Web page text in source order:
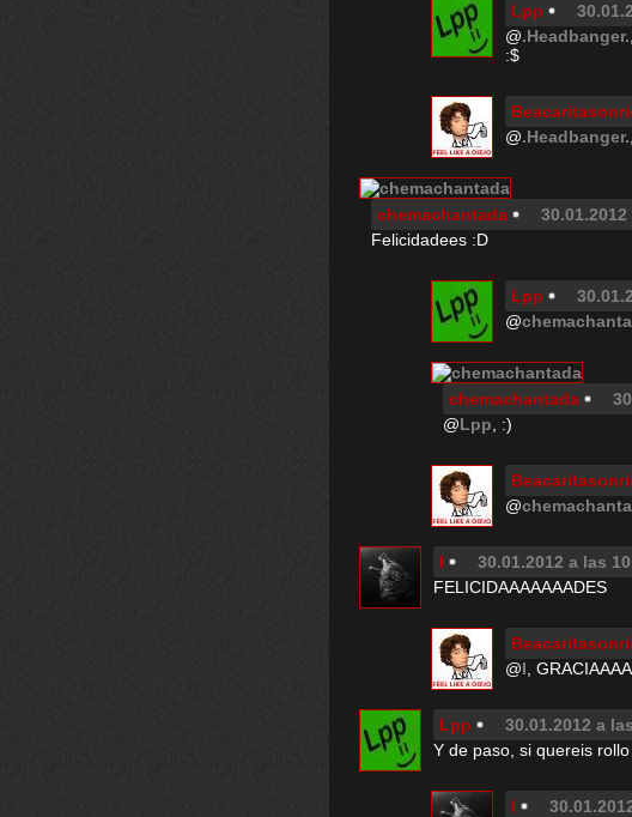
Lpp
@.Headbanger.
:$
@.Headbanger.
chemachantada
Felicidadees :D
Lpp
@
chemachantada
@Lpp , :)
@
I 30.01.2012 a las
FELICIDAAAAAAADES
@I ,
Lpp 30.01.2012 a
Y de paso, si quereis
I